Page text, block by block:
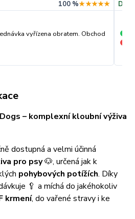
100 %★★★★★
vyřízena obratem. Obchod
– komplexní kloubní výživa
dostupná a velmi účinná
pro psy🐶, určená jak k
pohybových potížích. Díky
🥄 a míchá do jakéhokoliv
krmení, do vařené stravy i ke